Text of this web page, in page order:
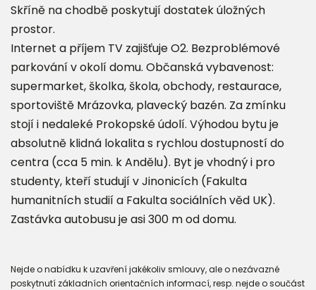
Skříně na chodbě poskytují dostatek úložných
prostor.
Internet a příjem TV zajišťuje O2. Bezproblémové
parkování v okolí domu. Občanská vybavenost:
supermarket, školka, škola, obchody, restaurace,
sportoviště Mrázovka, plavecký bazén. Za zmínku
stojí i nedaleké Prokopské údolí. Výhodou bytu je
absolutně klidná lokalita s rychlou dostupností do
centra (cca 5 min. k Andělu). Byt je vhodný i pro
studenty, kteří studují v Jinonicích (Fakulta
humanitních studií a Fakulta sociálních věd UK).
Zastávka autobusu je asi 300 m od domu.
Nejde o nabídku k uzavření jakékoliv smlouvy, ale o nezávazné
poskytnutí základních orientačních informací, resp. nejde o součást